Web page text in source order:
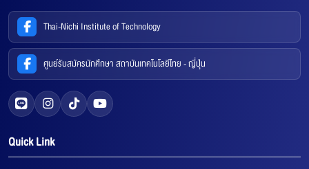
Thai-Nichi Institute of Technology
ศูนย์รับสมัครนักศึกษา สถาบันเทคโนโลยีไทย - ญี่ปุ่น
Quick Link